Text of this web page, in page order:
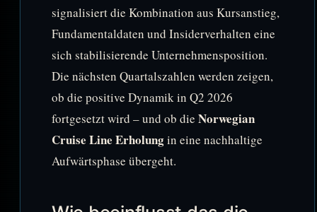
signalisiert die Kombination aus Kursanstieg,
Fundamentaldaten und Insiderverhalten eine
sich stabilisierende Unternehmensposition.
Die nächsten Quartalszahlen werden zeigen,
ob die positive Dynamik in Q2 2026
fortgesetzt wird – und ob die Norwegian
Cruise Line Erholungin eine nachhaltige
Aufwärtsphase übergeht.